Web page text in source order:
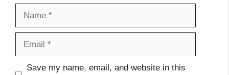
Website
Save my name, email, and website in this